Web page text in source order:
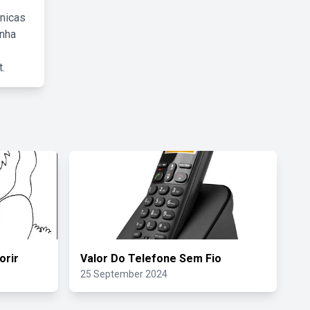
Valor Do Telefone Sem Fio
25 September 2024